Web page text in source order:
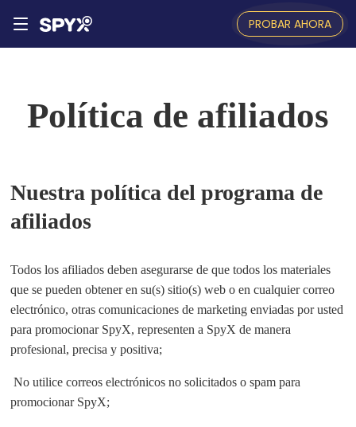
PROBAR AHORA
Política de afiliados
Nuestra política del programa de
afiliados
Todos los afiliados deben asegurarse de que todos los materiales
que se pueden obtener en su(s) sitio(s) web o en cualquier correo
electrónico, otras comunicaciones de marketing enviadas por usted
para promocionar SpyX, representen a SpyX de manera
profesional, precisa y positiva;
No utilice correos electrónicos no solicitados o spam para
promocionar SpyX;